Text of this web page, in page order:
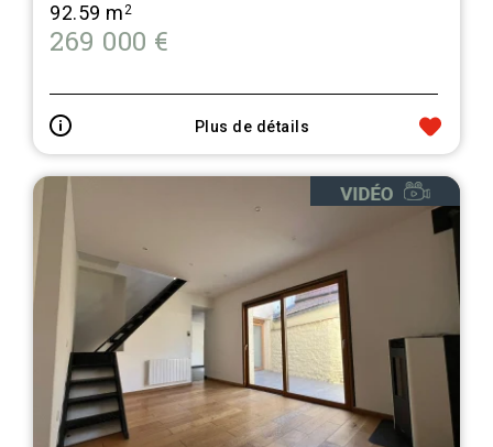
92.59 m2
269 000 €
Plus de détails